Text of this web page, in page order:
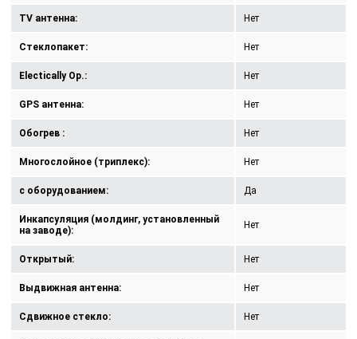
TV антенна: Нет
Стеклопакет: Нет
Electically Op.: Нет
GPS антенна: Нет
Обогрев : Нет
Многослойное (триплекс): Нет
с оборудованием: Да
Инкапсуляция (молдинг, установленный
на заводе):
Нет
Открытый: Нет
Выдвижная антенна: Нет
Сдвижное стекло: Нет